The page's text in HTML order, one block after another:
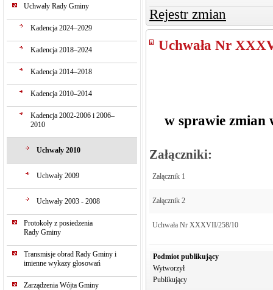
Uchwały Rady Gminy
Kadencja 2024–2029
Kadencja 2018–2024
Kadencja 2014–2018
Kadencja 2010–2014
Kadencja 2002-2006 i 2006–
2010
Uchwały 2010
Uchwały 2009
Uchwały 2003 - 2008
Protokoły z posiedzenia
Rady Gminy
Transmisje obrad Rady Gminy i
imienne wykazy głosowań
Zarządzenia Wójta Gminy
Rejestr zmian
Uchwała Nr
w sprawie zmian
Załączniki:
Załącznik 1
Załącznik 2
Uchwała Nr XXXVII/258/10
Podmiot publikujący
Wytworzył
Publikujący